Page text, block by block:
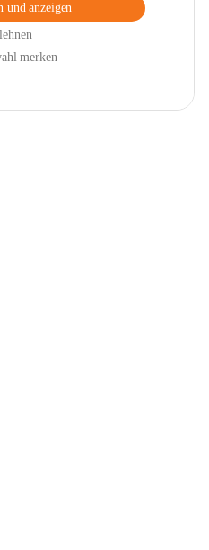
und anzeigen
merken